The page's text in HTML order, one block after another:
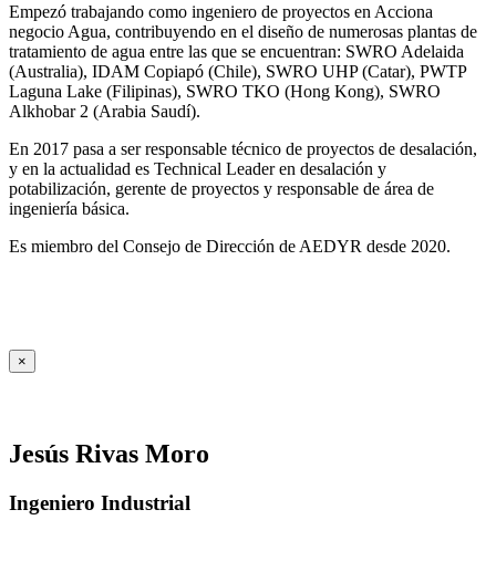
Empezó trabajando como ingeniero de proyectos en Acciona
negocio Agua, contribuyendo en el diseño de numerosas plantas de
tratamiento de agua entre las que se encuentran: SWRO Adelaida
(Australia), IDAM Copiapó (Chile), SWRO UHP (Catar), PWTP
Laguna Lake (Filipinas), SWRO TKO (Hong Kong), SWRO
Alkhobar 2 (Arabia Saudí).
En 2017 pasa a ser responsable técnico de proyectos de desalación,
y en la actualidad es Technical Leader en desalación y
potabilización, gerente de proyectos y responsable de área de
ingeniería básica.
Es miembro del Consejo de Dirección de AEDYR desde 2020.
×
Jesús Rivas Moro
Ingeniero Industrial